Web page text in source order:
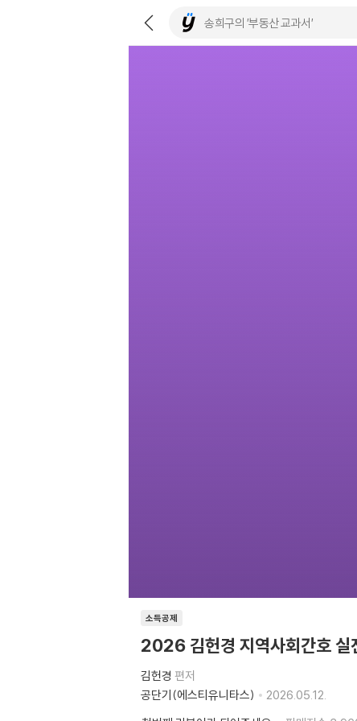
소득공제
2026 김헌경 지역사회간호 실
김헌경 편저
공단기(에스티유니타스)
2026.05.12.